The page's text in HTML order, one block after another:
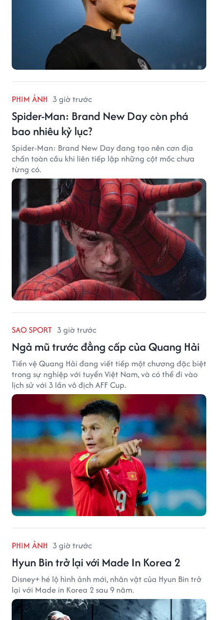
PHIM ẢNH 3 giờ trước
Spider-Man: Brand New Day còn phá
bao nhiêu kỷ lục?
Spider-Man: Brand New Day đang tạo nên cơn địa
chấn toàn cầu khi liên tiếp lập những cột mốc chưa
từng có.
SAO SPORT 3 giờ trước
Ngả mũ trước đẳng cấp của Quang Hải
Tiền vệ Quang Hải đang viết tiếp một chương đặc biệt
trong sự nghiệp với tuyển Việt Nam, và có thể đi vào
lịch sử với 3 lần vô địch AFF Cup.
PHIM ẢNH 3 giờ trước
Hyun Bin trở lại với Made In Korea 2
Disney+ hé lộ hình ảnh mới, nhân vật của Hyun Bin trở
lại với Made in Korea 2 sau 9 năm.